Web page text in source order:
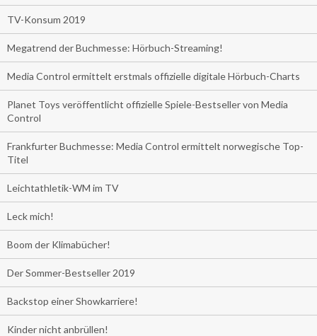
TV-Konsum 2019
Megatrend der Buchmesse: Hörbuch-Streaming!
Media Control ermittelt erstmals offizielle digitale Hörbuch-Charts
Planet Toys veröffentlicht offizielle Spiele-Bestseller von Media
Control
Frankfurter Buchmesse: Media Control ermittelt norwegische Top-
Titel
Leichtathletik-WM im TV
Leck mich!
Boom der Klimabücher!
Der Sommer-Bestseller 2019
Backstop einer Showkarriere!
Kinder nicht anbrüllen!